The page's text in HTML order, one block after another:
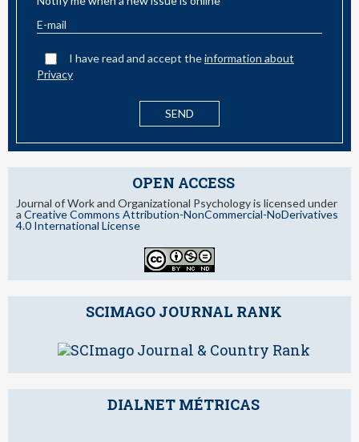
I have read and accept theinformation about
Privacy
OPEN ACCESS
Journal of Work and Organizational Psychology is licensed under
a Creative Commons Attribution-NonCommercial-NoDerivatives
4.0 International License
SCIMAGO JOURNAL RANK
DIALNET MÉTRICAS